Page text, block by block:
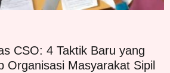
CSO: 4 Taktik Baru yang
Organisasi Masyarakat Sipil